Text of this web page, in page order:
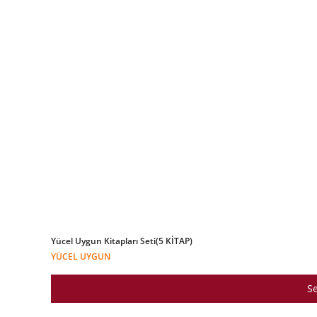
Yücel Uygun Kitapları Seti(5 KİTAP)
YÜCEL UYGUN